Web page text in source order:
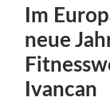
Leckereien,
Energie
Europa-Park
voller
tägige Kurse